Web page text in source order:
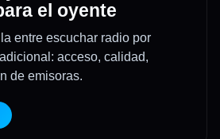
el oyente
entre escuchar radio por
acceso, calidad,
de emisoras.